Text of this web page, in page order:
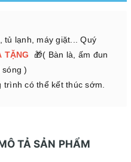
tủ lạnh, máy giặt... Quý
TẶNG
🎁( Bàn là, ấm đun
)
trình có thể kết thúc sớm.
TẢ SẢN PHẨM